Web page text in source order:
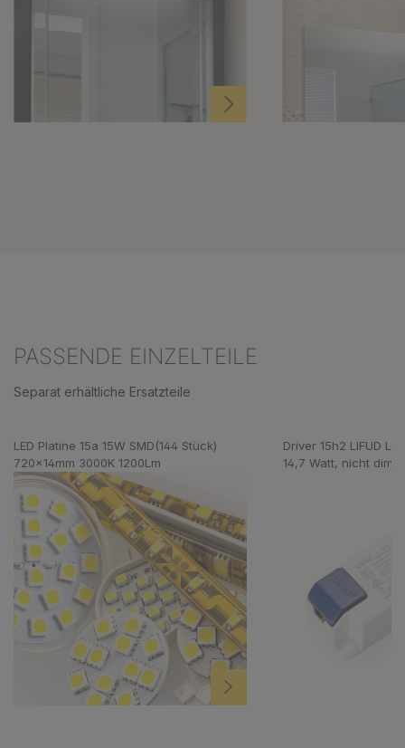
PASSENDE EINZELTEILE
Separat erhältliche Ersatzteile
LED Platine 15a 15W SMD(144 Stück)
720x14mm 3000K 1200Lm
Driver 15h2 LIFUD
14,7 Watt, nicht